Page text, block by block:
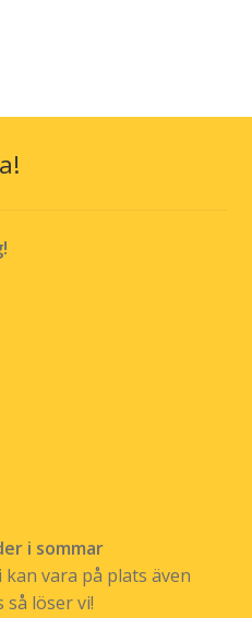
i sommar
kan vara på plats även
så löser vi!